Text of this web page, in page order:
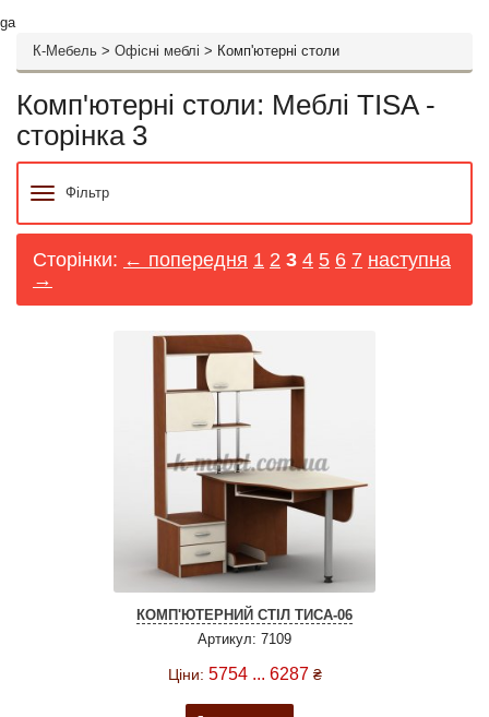
ga
К-Мебель > Офісні меблі > Комп'ютерні столи
Комп'ютерні столи: Меблі TISA -
сторінка 3
Фільтр
Сторінки: ← попередня 1 2 3 4 5 6 7 наступна
→
КОМП'ЮТЕРНИЙ СТІЛ ТИСА-06
Артикул: 7109
Ціни: 5754 ... 6287 ₴